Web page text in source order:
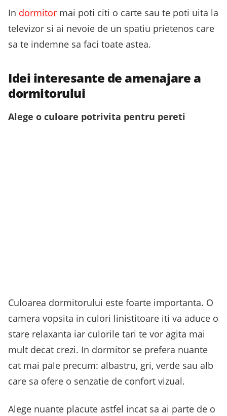
In dormitor mai poti citi o carte sau te poti uita la
televizor si ai nevoie de un spatiu prietenos care
sa te indemne sa faci toate astea.
Idei interesante de amenajare a
dormitorului
Alege o culoare potrivita pentru pereti
Culoarea dormitorului este foarte importanta. O
camera vopsita in culori linistitoare iti va aduce o
stare relaxanta iar culorile tari te vor agita mai
mult decat crezi. In dormitor se prefera nuante
cat mai pale precum: albastru, gri, verde sau alb
care sa ofere o senzatie de confort vizual.
Alege nuante placute astfel incat sa ai parte de o